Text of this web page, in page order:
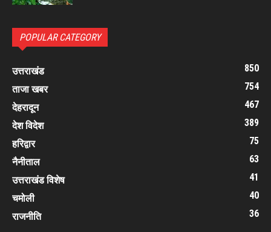
POPULAR CATEGORY
उत्तराखंड
850
ताजा खबर
754
देहरादून
467
देश विदेश
389
हरिद्वार
75
नैनीताल
63
उत्तराखंड विशेष
41
चमोली
40
राजनीति
36